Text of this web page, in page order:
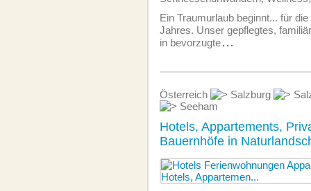
Ein Traumurlaub beginnt... für
Jahres. Unser gepflegtes,
in bevorzugte...
Österreich Salzburg
Seeham
Hotels, Appartements,
Bauernhöfe in